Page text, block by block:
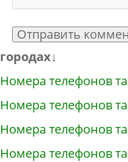
Отправить
городах↓
Номера телефонов
Номера телефонов
Номера телефонов
Номера телефонов